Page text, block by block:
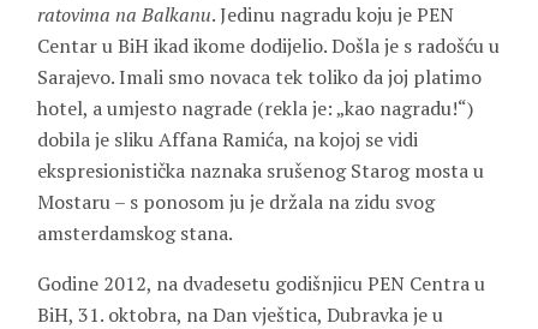
ratovima na Balkanu. Jedinu nagradu koju je PEN
Centar u BiH ikad ikome dodijelio. Došla je s radošću u
Sarajevo. Imali smo novaca tek toliko da joj platimo
hotel, a umjesto nagrade (rekla je: „kao nagradu!“)
dobila je sliku Affana Ramića, na kojoj se vidi
ekspresionistička naznaka srušenog Starog mosta u
Mostaru – s ponosom ju je držala na zidu svog
amsterdamskog stana.
Godine 2012, na dvadesetu godišnjicu PEN Centra u
BiH, 31. oktobra, na Dan vještica, Dubravka je u